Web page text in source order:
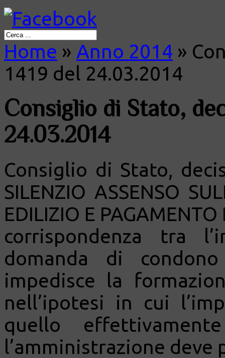
Home » Anno 2014 »
1419 del 24.03.2014
Consiglio di Stato,
24.03.2014
Consiglio di Stato,
SILENZIO ASSENSO
EDILIZIO E
corrispondenza tra
domanda di
impedisce la
nell’ipotesi in cui
quello
l’amministrazione